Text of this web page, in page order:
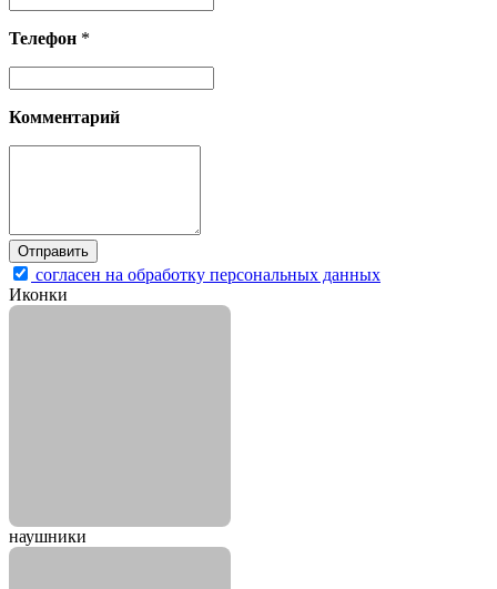
Телефон *
Комментарий
согласен на обработку персональных данных
Иконки
наушники